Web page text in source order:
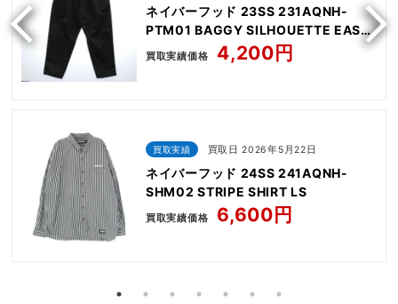
ネイバーフッド 23SS 231AQNH-
PTM01 BAGGY SILHOUETTE EASY
PANTS
買取実績価格 4,200円
買取実績 買取日 2026年5月22日
ネイバーフッド 24SS 241AQNH-
SHM02 STRIPE SHIRT LS
買取実績価格 6,600円